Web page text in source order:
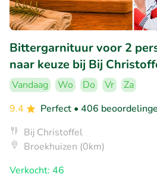
Bittergarnituur voor 2
naar keuze bij Bij
Vandaag Wo Do Vr
Za
9.4
Perfect • 406
Bij Christoffel
Broekhuizen (0km)
Verkocht: 46